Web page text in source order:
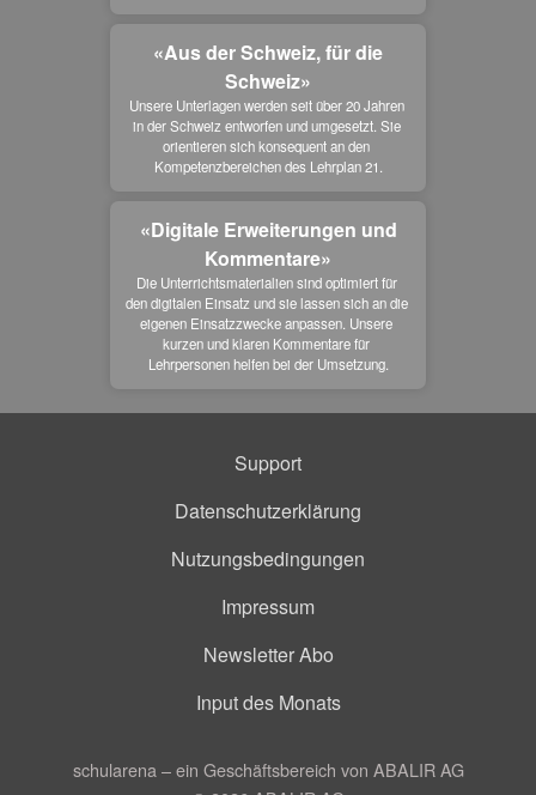
«Aus der Schweiz, für die
Schweiz»
Unsere Unterlagen werden seit über 20 Jahren
in der Schweiz entworfen und umgesetzt. Sie
orientieren sich konsequent an den
Kompetenzbereichen des Lehrplan 21.
«Digitale Erweiterungen und
Kommentare»
Die Unterrichtsmaterialien sind optimiert für
den digitalen Einsatz und sie lassen sich an die
eigenen Einsatzzwecke anpassen. Unsere
kurzen und klaren Kommentare für
Lehrpersonen helfen bei der Umsetzung.
Support
Datenschutzerklärung
Nutzungsbedingungen
Impressum
Newsletter Abo
Input des Monats
schularena – ein Geschäftsbereich von ABALIR AG